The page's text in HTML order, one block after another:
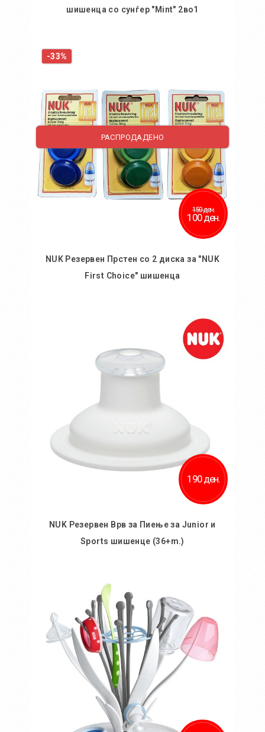
шишенца со сунѓер "Mint" 2во1
-33%
РАСПРОДАДЕНО
150 ден.
100 ден.
NUK Резервен Прстен со 2 диска за "NUK
First Choice" шишенца
190 ден.
NUK Резервен Врв за Пиење за Junior и
Sports шишенце (36+m.)